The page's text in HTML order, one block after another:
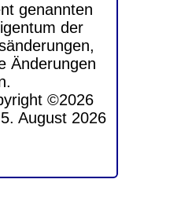
genannten
der
Änderungen
©2026
August 2026